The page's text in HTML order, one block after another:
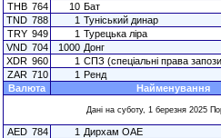
THB 764 10 Бат
TND 788 1 Туніський динар
TRY 949 1 Турецька ліра
VND 704 1000 Донг
XDR 960 1 СПЗ (спеціальні права
ZAR 710 1 Ренд
Валюта
Найменування
Дані на суботу, 1 березня 2025
AED 784 1 Дирхам ОАЕ